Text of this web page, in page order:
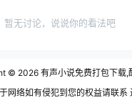
暂无讨论，说说你的看法吧
© 2026有声小说免费打包下载,
网络如有侵犯到您的权益请联系